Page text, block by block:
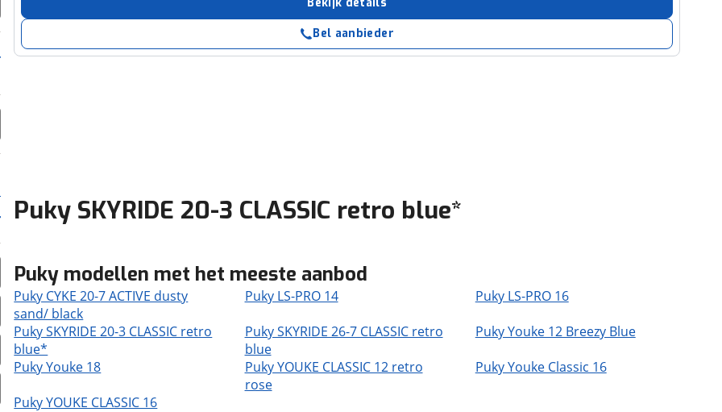
Bel aanbieder
Puky SKYRIDE 20-3 CLASSIC retro blue*
Puky modellen met het meeste aanbod
Puky CYKE 20-7 ACTIVE dusty
sand/ black
Puky LS-PRO 14
Puky LS-PRO 16
Puky SKYRIDE 20-3 CLASSIC retro
blue*
Puky SKYRIDE 26-7 CLASSIC retro
blue
Puky Youke 12 Breezy Blue
Puky Youke 18
Puky YOUKE CLASSIC 12 retro
rose
Puky Youke Classic 16
Puky YOUKE CLASSIC 16